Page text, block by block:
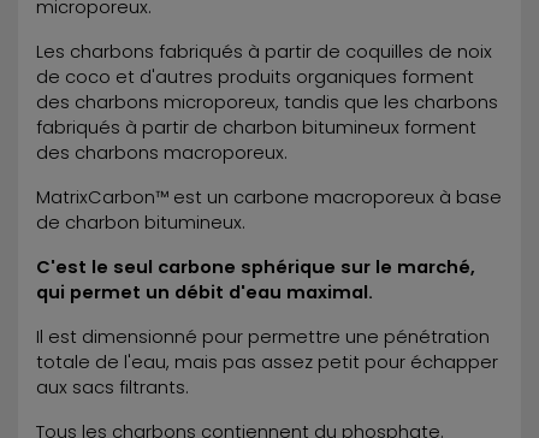
microporeux.
Les charbons fabriqués à partir de coquilles de noix
de coco et d'autres produits organiques forment
des charbons microporeux, tandis que les charbons
fabriqués à partir de charbon bitumineux forment
des charbons macroporeux.
MatrixCarbon™ est un carbone macroporeux à base
de charbon bitumineux.
C'est le seul carbone sphérique sur le marché,
qui permet un débit d'eau maximal.
Il est dimensionné pour permettre une pénétration
totale de l'eau, mais pas assez petit pour échapper
aux sacs filtrants.
Tous les charbons contiennent du phosphate.